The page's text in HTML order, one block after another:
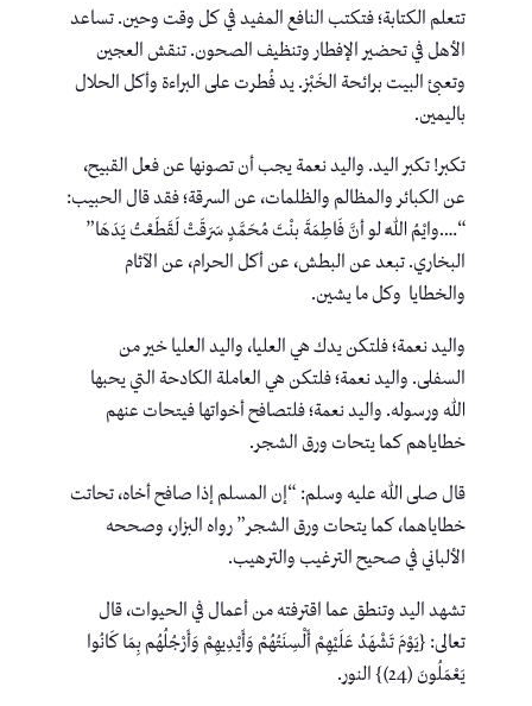
تتعلم الكتابة؛ فتكتب النافع المفيد في كل وقت وحين. تساعد
الأهل في تحضير الإفطار وتنظيف الصحون. تنقش العجين
وتعبئ البيت برائحة الخَبْز. يد فُطرت على البراءة وأكل الحلال
باليمين.
تكبر! تكبر اليد. واليد نعمة يجب أن تصونها عن فعل القبيح،
عن الكبائر والمظالم والظلمات، عن السرقة؛ فقد قال الحبيب:
“….وايْمُ اللَّهِ لو أنَّ فَاطِمَةَ بنْتَ مُحَمَّدٍ سَرَقَتْ لَقَطَعْتُ يَدَهَا”
البخاري. تبعد عن البطش، عن أكل الحرام، عن الآثام
والخطايا وكل ما يشين.
واليد نعمة؛ فلتكن يدك هي العليا، واليد العليا خير من
السفلى. واليد نعمة؛ فلتكن هي العاملة الكادحة التي يحبها
الله ورسوله. واليد نعمة؛ فلتصافح أخواتها فيتحات عنهم
خطاياهم كما يتحات ورق الشجر.
قال صلى الله عليه وسلم: “إن المسلم إذا صافح أخاه، تحاتت
خطاياهما، كما يتحات ورق الشجر” رواه البزار، وصححه
الألباني في صحيح الترغيب والترهيب.
تشهد اليد وتنطق عما اقترفته من أعمال في الحيوات، قال
تعالى: {يَوْمَ تَشْهَدُ عَلَيْهِمْ أَلْسِنَتُهُمْ وَأَيْدِيهِمْ وَأَرْجُلُهُم بِمَا كَانُوا
يَعْمَلُونَ (24)} النور.